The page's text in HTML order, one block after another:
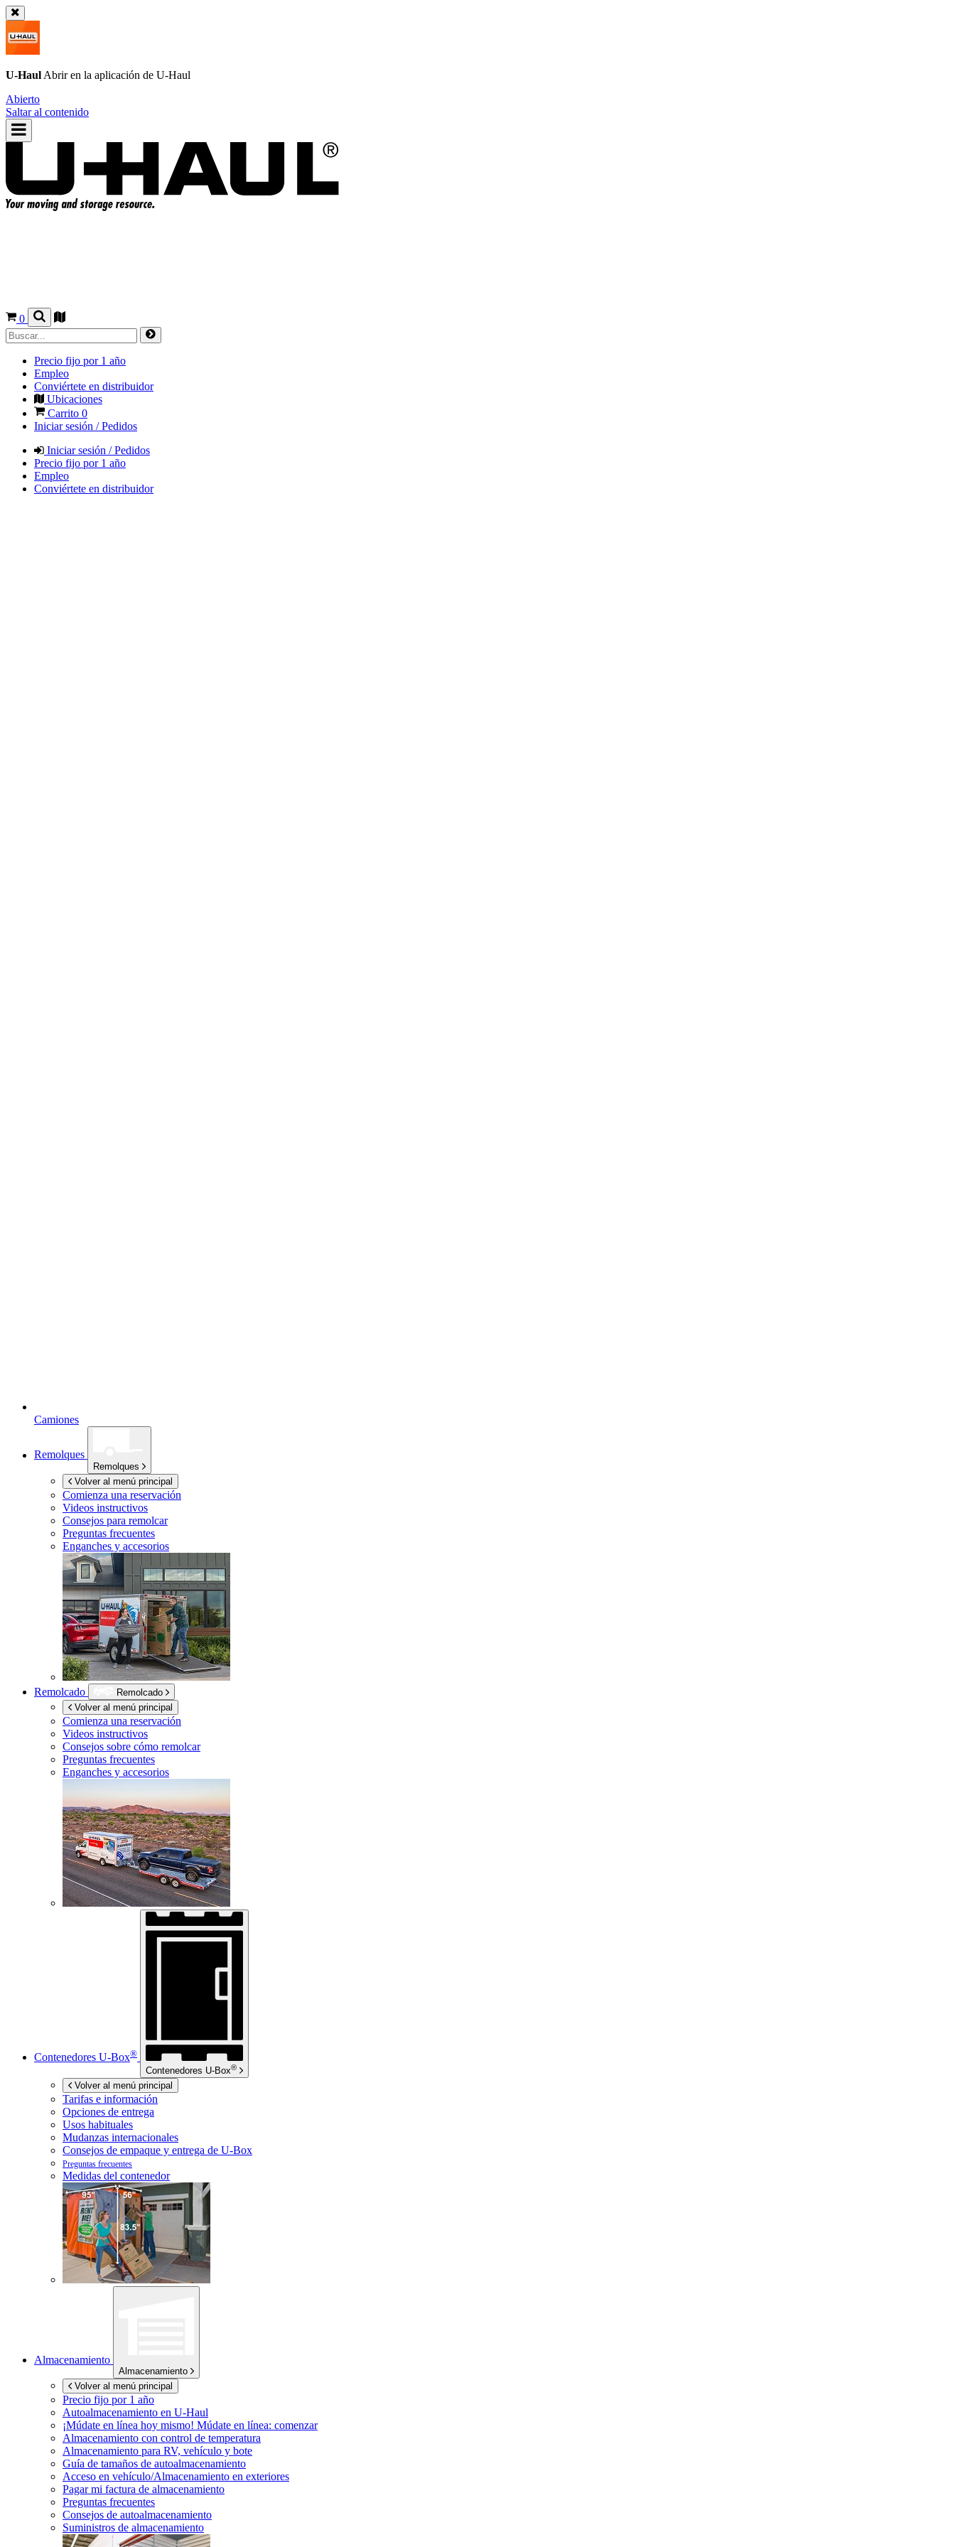
U-Haul Abrir en la aplicación de U-Haul
Abierto
Saltar al contenido
0
Precio fijo por 1 año
Empleo
Conviértete en distribuidor
Ubicaciones
Carrito 0
Iniciar sesión / Pedidos
Iniciar sesión / Pedidos
Precio fijo por 1 año
Empleo
Conviértete en distribuidor
Camiones
Remolques
Remolques
Volver al menú principal
Comienza una reservación
Videos instructivos
Consejos para remolcar
Preguntas frecuentes
Enganches y accesorios
Remolcado
Remolcado
Volver al menú principal
Comienza una reservación
Videos instructivos
Consejos sobre cómo remolcar
Preguntas frecuentes
Enganches y accesorios
Contenedores U-Box®
Contenedores U-Box®
Volver al menú principal
Tarifas e información
Opciones de entrega
Usos habituales
Mudanzas internacionales
Consejos de empaque y entrega de U-Box
Preguntas frecuentes
Medidas del contenedor
Almacenamiento
Almacenamiento
Volver al menú principal
Precio fijo por 1 año
Autoalmacenamiento en U-Haul
¡Múdate en línea hoy mismo! Múdate en línea: comenzar
Almacenamiento con control de temperatura
Almacenamiento para RV, vehículo y bote
Guía de tamaños de autoalmacenamiento
Acceso en vehículo/Almacenamiento en exteriores
Pagar mi factura de almacenamiento
Preguntas frecuentes
Consejos de autoalmacenamiento
Suministros de almacenamiento